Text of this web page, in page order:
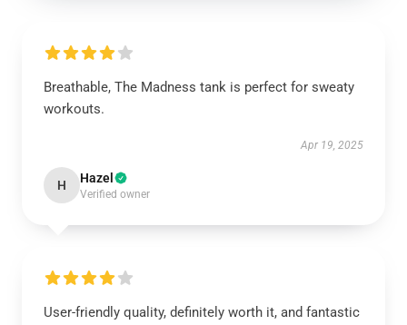
Breathable, The Madness tank is perfect for sweaty
workouts.
Apr 19, 2025
H Hazel
Verified owner
User-friendly quality, definitely worth it, and fantastic